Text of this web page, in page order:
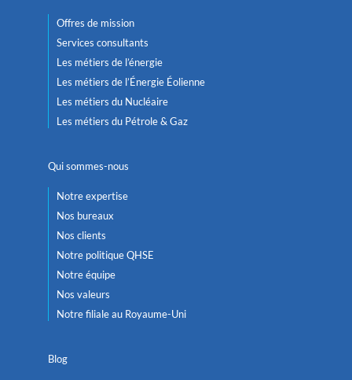
Offres de mission
Services consultants
Les métiers de l’énergie
Les métiers de l’Énergie Éolienne
Les métiers du Nucléaire
Les métiers du Pétrole & Gaz
Qui sommes-nous
Notre expertise
Nos bureaux
Nos clients
Notre politique QHSE
Notre équipe
Nos valeurs
Notre filiale au Royaume-Uni
Blog